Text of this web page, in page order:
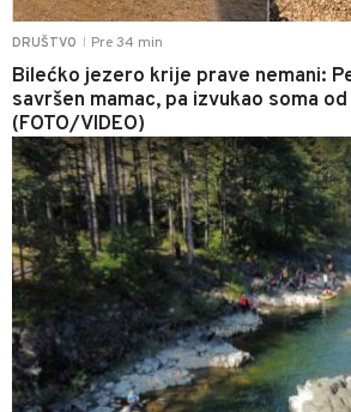
DRUŠTVO Pre 34 min
Bilećko jezero krije prave nemani:
savršen mamac, pa izvukao soma
(FOTO/VIDEO)